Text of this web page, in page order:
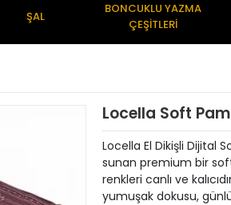
ŞAL
BONCUKLU YAZMA
ÇEŞİTLERİ
Locella Soft
Locella El Dikişli Dijital
sunan premium bir
renkleri canlı ve
yumuşak dokusu,